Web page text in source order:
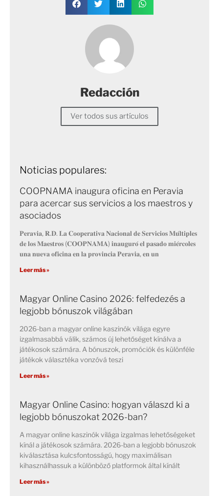
Redacción
Ver todos sus artículos
Noticias populares:
COOPNAMA inaugura oficina en Peravia
para acercar sus servicios a los maestros y
asociados
𝐏𝐞𝐫𝐚𝐯𝐢𝐚, 𝐑.𝐃. 𝐋𝐚 𝐂𝐨𝐨𝐩𝐞𝐫𝐚𝐭𝐢𝐯𝐚 𝐍𝐚𝐜𝐢𝐨𝐧𝐚𝐥 𝐝𝐞 𝐒𝐞𝐫𝐯𝐢𝐜𝐢𝐨𝐬 𝐌𝐮́𝐥𝐭𝐢𝐩𝐥𝐞𝐬
𝐝𝐞 𝐥𝐨𝐬 𝐌𝐚𝐞𝐬𝐭𝐫𝐨𝐬 (𝐂𝐎𝐎𝐏𝐍𝐀𝐌𝐀) 𝐢𝐧𝐚𝐮𝐠𝐮𝐫𝐨́ 𝐞𝐥 𝐩𝐚𝐬𝐚𝐝𝐨 𝐦𝐢𝐞́𝐫𝐜𝐨𝐥𝐞𝐬
𝐮𝐧𝐚 𝐧𝐮𝐞𝐯𝐚 𝐨𝐟𝐢𝐜𝐢𝐧𝐚 𝐞𝐧 𝐥𝐚 𝐩𝐫𝐨𝐯𝐢𝐧𝐜𝐢𝐚 𝐏𝐞𝐫𝐚𝐯𝐢𝐚, 𝐞𝐧 𝐮𝐧
Leer más »
Magyar Online Casino 2026: felfedezés a
legjobb bónuszok világában
2026-ban a magyar online kaszinók világa egyre
izgalmasabbá válik, számos új lehetőséget kínálva a
játékosok számára. A bónuszok, promóciók és különféle
játékok választéka vonzóvá teszi
Leer más »
Magyar Online Casino: hogyan válaszd ki a
legjobb bónuszokat 2026-ban?
A magyar online kaszinók világa izgalmas lehetőségeket
kínál a játékosok számára. 2026-ban a legjobb bónuszok
kiválasztása kulcsfontosságú, hogy maximálisan
kihasználhassuk a különböző platformok által kínált
Leer más »